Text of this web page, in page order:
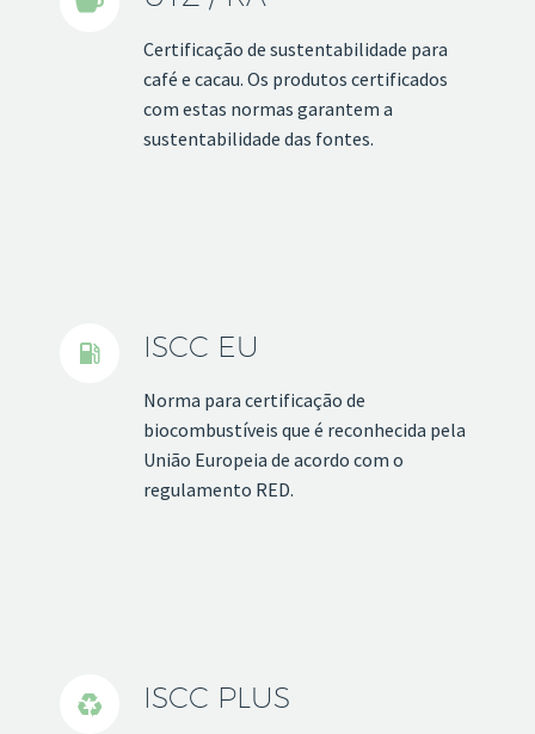
Certificação de sustentabilidade para
café e cacau. Os produtos certificados
com estas normas garantem a
sustentabilidade das fontes.

 ISCC EU
Norma para certificação de
biocombustíveis que é reconhecida pela
União Europeia de acordo com o
regulamento RED.

 ISCC PLUS